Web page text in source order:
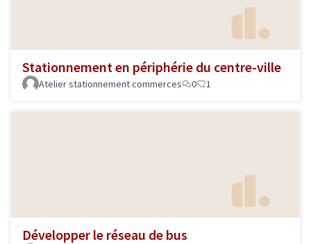
Stationnement en périphérie du centre-ville
Atelier stationnement commerces 0 1
Développer le réseau de bus